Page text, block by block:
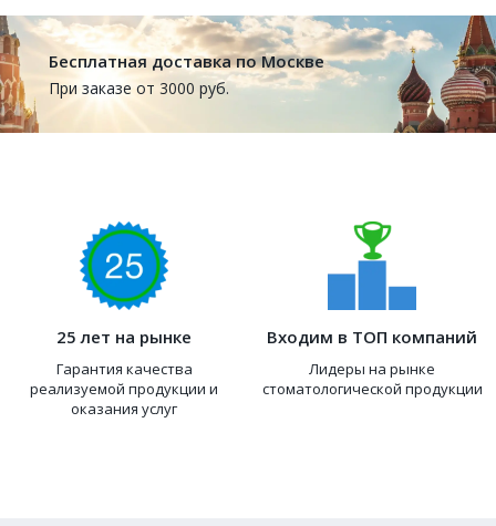
Бесплатная доставка по Москве
При заказе от 3000 руб.
25 лет на рынке
Гарантия качества
реализуемой продукции и
оказания услуг
Входим в ТОП компаний
Лидеры на рынке
стоматологической продукции